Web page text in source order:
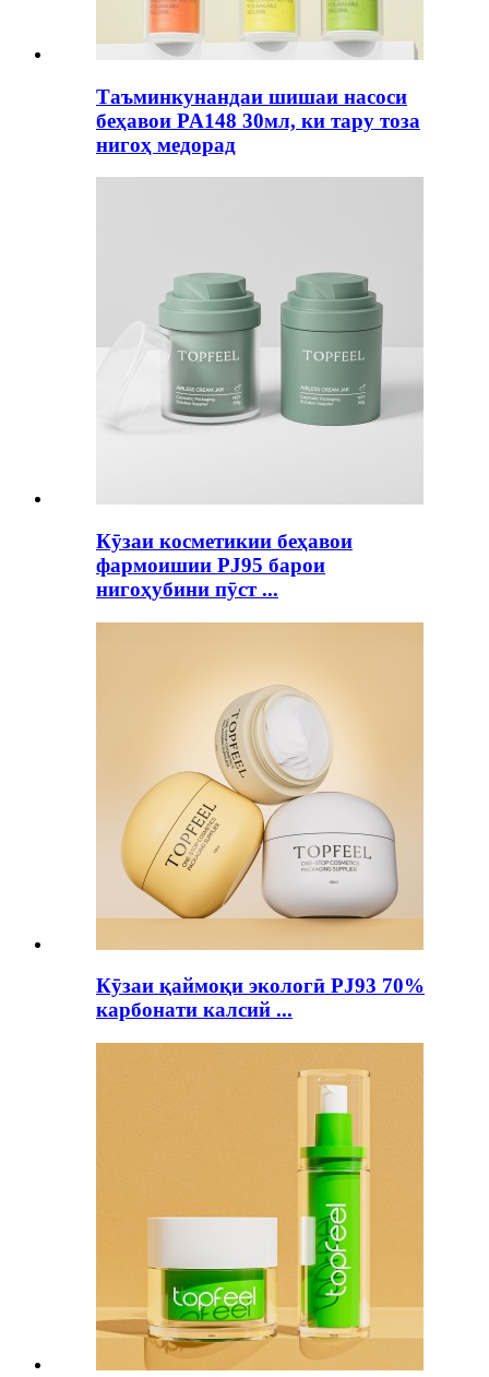
Таъминкунандаи шишаи насоси
беҳавои PA148 30мл, ки тару тоза
нигоҳ медорад
Кӯзаи косметикии беҳавои
фармоишии PJ95 барои
нигоҳубини пӯст ...
Кӯзаи қаймоқи экологӣ PJ93 70%
карбонати калсий ...